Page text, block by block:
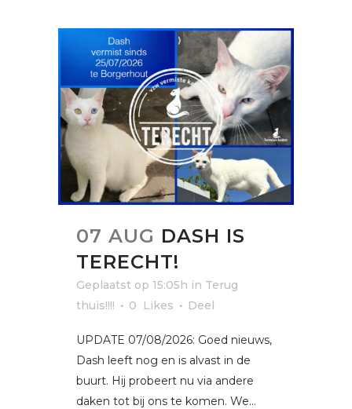
07 AUG DASH IS
TERECHT!
Geplaatst op 15:05h in Terug
thuis!!!!
0 Likes Deel
UPDATE 07/08/2026: Goed nieuws,
Dash leeft nog en is alvast in de
buurt. Hij probeert nu via andere
daken tot bij ons te komen. We...